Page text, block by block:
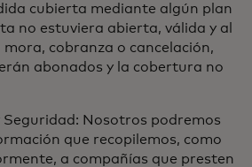
cubierta mediante algún plan
no estuviera abierta, válida y al
cobranza o cancelación,
abonados y la cobertura no
Nosotros podremos
que recopilemos, como
a compañías que presten